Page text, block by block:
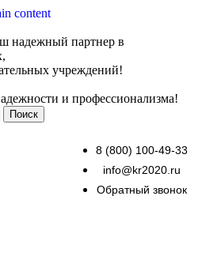
content
надежный партнер в
учреждений!
и профессионализма!
Поиск
8 (800) 100-49-33
info@kr2020.ru
Обратный звонок